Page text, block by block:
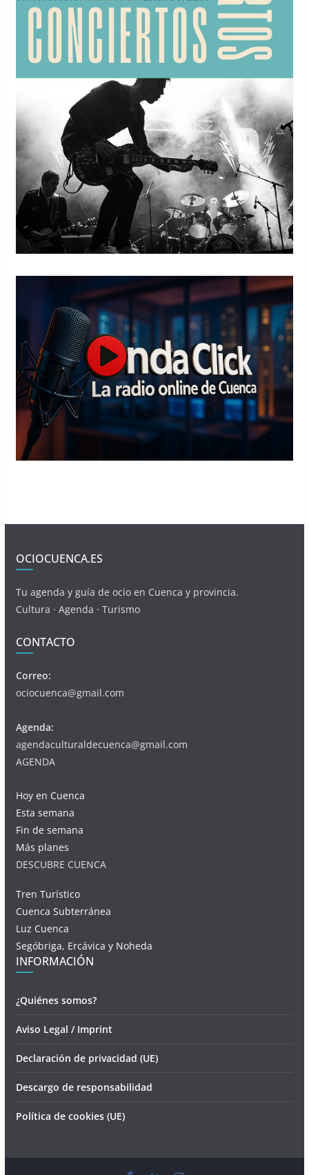
OCIOCUENCA.ES
Tu agenda y guía de ocio en Cuenca y provincia.
Cultura · Agenda · Turismo
CONTACTO
Correo:
ociocuenca@gmail.com
Agenda:
agendaculturaldecuenca@gmail.com
AGENDA
Hoy en Cuenca
Esta semana
Fin de semana
Más planes
DESCUBRE CUENCA
Tren Turístico
Cuenca Subterránea
Luz Cuenca
Segóbriga, Ercávica y Noheda
INFORMACIÓN
¿Quiénes somos?
Aviso Legal / Imprint
Declaración de privacidad (UE)
Descargo de responsabilidad
Política de cookies (UE)